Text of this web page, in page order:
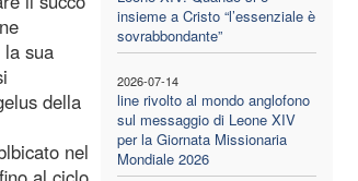
insieme a Cristo “l’essenziale è
sovrabbondante”
2026-07-14
line rivolto al mondo anglofono
sul messaggio di Leone XIV
per la Giornata Missionaria
Mondiale 2026
sua
della
nel